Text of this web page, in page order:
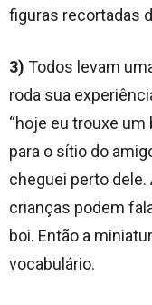
figuras recortadas
3) Todos levam
roda sua
“hoje eu trouxe um
para o sítio do
cheguei perto dele.
crianças podem
boi. Então a
vocabulário.